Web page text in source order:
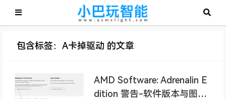
包含标签：A卡掉驱动 的文章
AMD Software: Adrenalin E
dition 警告-软件版本与图形